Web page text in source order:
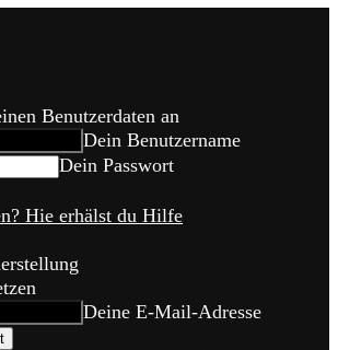
Benutzerdaten an
Dein Benutzername
Dein Passwort
Hie erhälst du Hilfe
Deine E-Mail-Adresse